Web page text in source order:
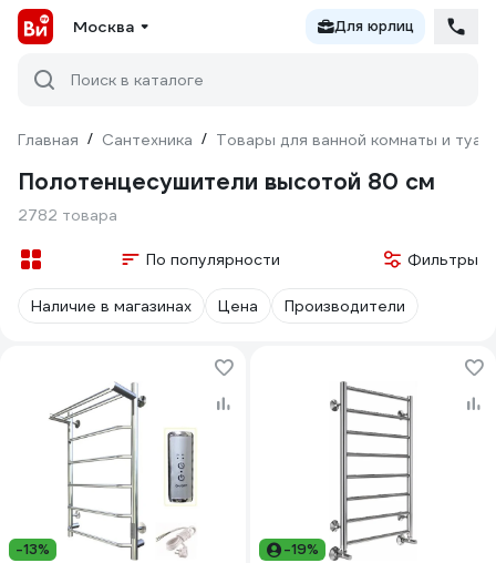
Москва Для юрлиц
Поиск в каталоге
Главная / Сантехника / Товары для ванной комнаты и
Полотенцесушители высотой 80 см
2782 товара
По популярности Фильтры
Наличие в магазинах Цена Производители
-13% -19%